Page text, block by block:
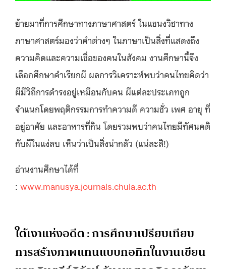
ย้ายมาที่การศึกษาทางภาษาศาสตร์ ในแขนงวิชาทาง
ภาษาศาสตร์มองว่าคำต่างๆ ในภาษาเป็นสิ่งที่แสดงถึง
ความคิดและความเชื่อของคนในสังคม งานศึกษานี้จึง
เลือกศึกษาคำเรียกผี ผลการวิเคราะห์พบว่าคนไทยคิดว่า
ผีมีวิถีการดำรงอยู่เหมือนกับคน ผีแต่ละประเภทถูก
จำแนกโดยพฤติกรรมการทำความดี ความชั่ว เพศ อายุ ที่
อยู่อาศัย และอาหารที่กิน โดยรวมพบว่าคนไทยมีทัศนคติ
กับผีในแง่ลบ เห็นว่าเป็นสิ่งน่ากลัว (แน่ละสิ!)
อ่านงานศึกษาได้ที่
: www.manusya.journals.chula.ac.th
ใต้เงาแห่งอดีต : การศึกษาเปรียบเทียบ
การสร้างภาพแทนแบบกอทิกในงานเขียน